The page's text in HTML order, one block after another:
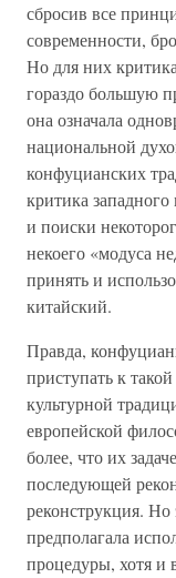
сбросив все
современности,
Но для них
гораздо большую
она означала
национальной
конфуцианских
критика
и поиски
некоего «модуса
принять и
китайский.
Правда,
приступать к
культурной
европейской
более, что их
последующей
реконструкция. Но
предполагала
процедуры, хотя и